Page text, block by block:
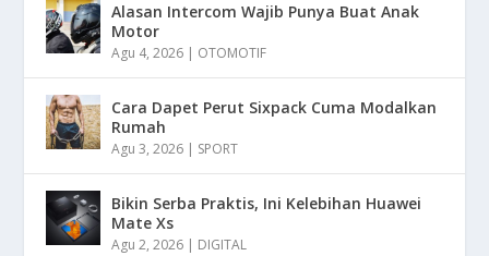
Alasan Intercom Wajib Punya Buat Anak
Motor
Agu 4, 2026 | OTOMOTIF
Cara Dapet Perut Sixpack Cuma Modalkan
Rumah
Agu 3, 2026 | SPORT
Bikin Serba Praktis, Ini Kelebihan Huawei
Mate Xs
Agu 2, 2026 | DIGITAL